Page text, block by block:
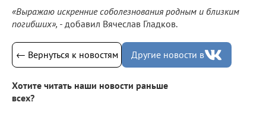
«Выражаю искренние соболезнования родным и близким
погибших», - добавил Вячеслав Гладков.
← Вернуться к новостям Другие новости в
Хотите читать наши новости раньше
всех?